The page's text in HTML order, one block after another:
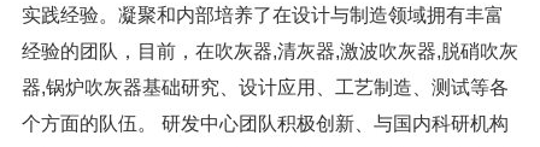
实践经验。凝聚和内部培养了在设计与制造领域拥有丰富
经验的团队，目前，在吹灰器,清灰器,激波吹灰器,脱硝吹灰
器,锅炉吹灰器基础研究、设计应用、工艺制造、测试等各
个方面的队伍。 研发中心团队积极创新、与国内科研机构
1. 公司始终坚持以“信誉至上，用户至上”、“合理的价格，满
意的服 务”为宗旨，以“质量铸造品牌，诚信编织未来”为经营
理念，以顾客的满意和信赖，作为我们的追求，求真务实、
2、我们会从客户的角度考虑到细节，去满足客户的需要，以